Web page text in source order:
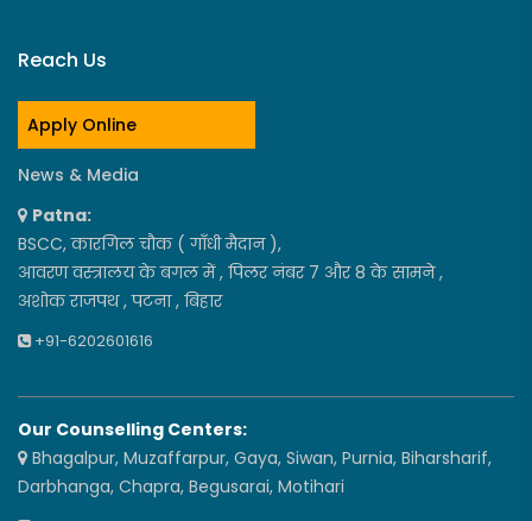
Reach Us
Apply Online
News & Media
Patna:
BSCC, कारगिल चौक ( गाँधी मैदान ),
आवरण वस्त्रालय के बगल में , पिलर नंबर 7 और 8 के सामने ,
अशोक राजपथ , पटना , बिहार
+91-6202601616
Our Counselling Centers:
Bhagalpur, Muzaffarpur, Gaya, Siwan, Purnia, Biharsharif,
Darbhanga, Chapra, Begusarai, Motihari